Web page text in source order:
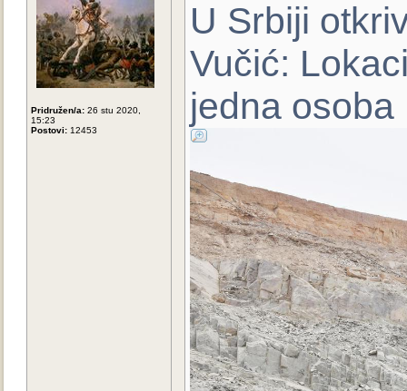
Pridružen/a: 26 stu 2020,
15:23
Postovi: 12453
U Srbiji
Vučić:
jedna osoba